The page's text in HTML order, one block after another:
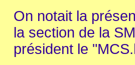
On notait la
la section de la
président le